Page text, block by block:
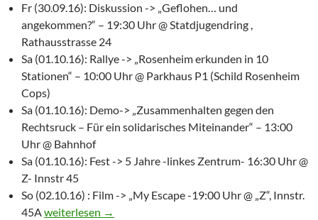
Fr (30.09.16): Diskussion -> „Geflohen… und
angekommen?“ – 19:30 Uhr @ Statdjugendring ,
Rathausstrasse 24
Sa (01.10.16): Rallye -> „Rosenheim erkunden in 10
Stationen“ – 10:00 Uhr @ Parkhaus P1 (Schild Rosenheim
Cops)
Sa (01.10.16): Demo-> „Zusammenhalten gegen den
Rechtsruck – Für ein solidarisches Miteinander“ – 13:00
Uhr @ Bahnhof
Sa (01.10.16): Fest -> 5 Jahre -linkes Zentrum- 16:30 Uhr @
Z- Innstr 45
So (02.10.16) : Film -> „My Escape -19:00 Uhr @ „Z“, Innstr.
45ADiese Woche Vortrag/Diskussion/Demo/Fest und Film
weiterlesen →